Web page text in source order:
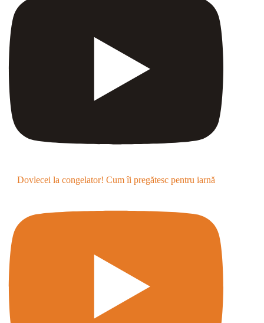
Dovlecei la congelator! Cum îi pregătesc pentru iarnă